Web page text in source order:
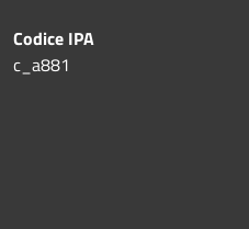
Codice IPA
c_a881